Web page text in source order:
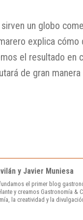
un globo
explica
el resultado en
de gran
y Javier Muniesa
el primer blog
y creamos Gastronomía &
la creatividad y la